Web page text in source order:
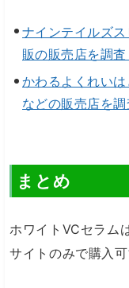
ナインテイルズ
販の販売店を調査
かわるよくれい
などの販売店を調
まとめ
ホワイトVCセラム
サイトのみで購入可